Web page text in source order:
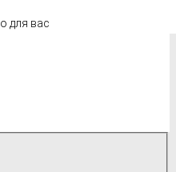
для вас